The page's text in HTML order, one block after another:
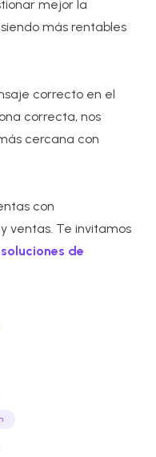
mejor la
más rentables
correcto en el
correcta, nos
cercana con
con
ventas. Te invitamos
de